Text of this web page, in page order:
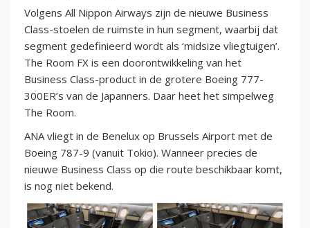
Volgens All Nippon Airways zijn de nieuwe Business
Class-stoelen de ruimste in hun segment, waarbij dat
segment gedefinieerd wordt als ‘midsize vliegtuigen’.
The Room FX is een doorontwikkeling van het
Business Class-product in de grotere Boeing 777-
300ER’s van de Japanners. Daar heet het simpelweg
The Room.
ANA vliegt in de Benelux op Brussels Airport met de
Boeing 787-9 (vanuit Tokio). Wanneer precies de
nieuwe Business Class op die route beschikbaar komt,
is nog niet bekend.